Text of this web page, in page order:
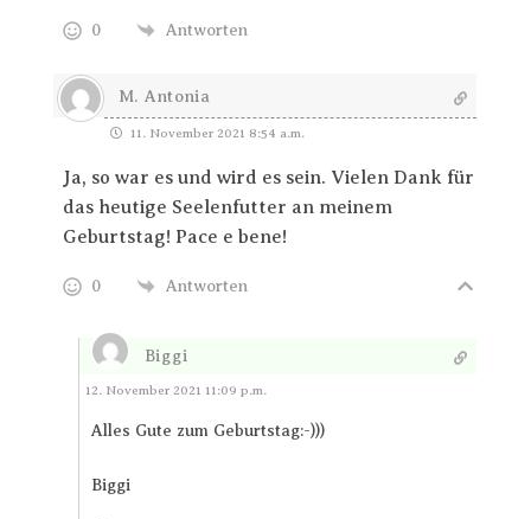
0 Antworten
M. Antonia
11. November 2021 8:54 a.m.
Ja, so war es und wird es sein. Vielen Dank für
das heutige Seelenfutter an meinem
Geburtstag! Pace e bene!
0 Antworten
Biggi
Antworten
12. November 2021 11:09 p.m.
Alles Gute zum Geburtstag:-)))
Biggi